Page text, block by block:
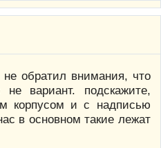
обратил внимания, что
вариант. подскажите,
корпусом и с надписью
в основном такие лежат